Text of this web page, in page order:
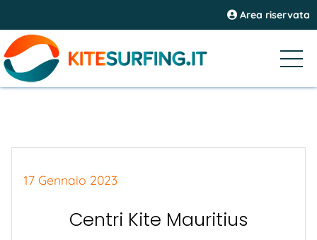
Area riservata
17 Gennaio 2023
Centri Kite Mauritius